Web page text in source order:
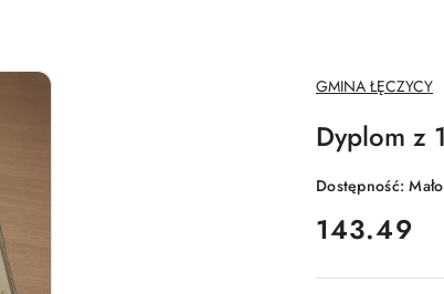
NAZWA
PRODUCENTA:
GMINA ŁĘCZYCY
Dyplom z
Dostępność:Mało
cena:
143.49